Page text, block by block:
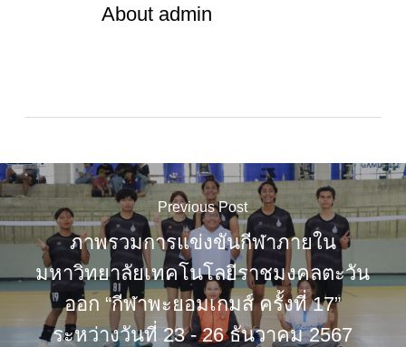
Aboutadmin
Previous Post
ภาพรวมการแข่งขันกีฬาภายใน
มหาวิทยาลัยเทคโนโลยีราชมงคลตะวัน
ออก “กีฬาพะยอมเกมส์ ครั้งที่ 17”
ระหว่างวันที่ 23 - 26 ธันวาคม 2567